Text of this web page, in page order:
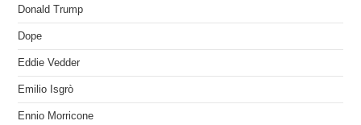
Donald Trump
Dope
Eddie Vedder
Emilio Isgrò
Ennio Morricone